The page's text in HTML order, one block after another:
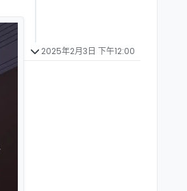
2025年2月3日 下午12:00